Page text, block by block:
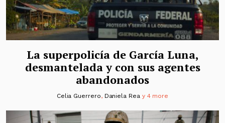
La superpolicía de García Luna,
desmantelada y con sus agentes
abandonados
Celia Guerrero, Daniela Reay 4 more